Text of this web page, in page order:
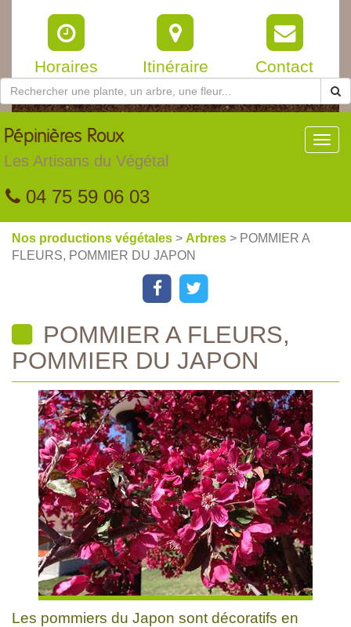
Horaires Itinéraire Contact
Pépinières Roux
Les Artisans du Végétal
04 75 59 06 03
Nos productions végétales > Arbres > POMMIER A
FLEURS, POMMIER DU JAPON
POMMIER A FLEURS,
POMMIER DU JAPON
Les pommiers du Japon sont décoratifs en